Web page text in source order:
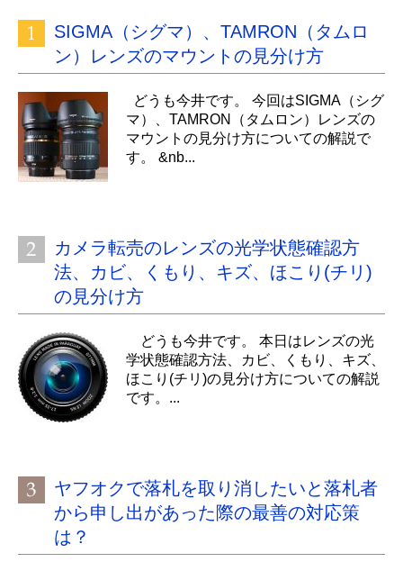
SIGMA（シグマ）、TAMRON（タムロ
ン）レンズのマウントの見分け方
どうも今井です。 今回はSIGMA（シグ
マ）、TAMRON（タムロン）レンズの
マウントの見分け方についての解説で
す。 &nb...
カメラ転売のレンズの光学状態確認方
法、カビ、くもり、キズ、ほこり(チリ)
の見分け方
どうも今井です。 本日はレンズの光
学状態確認方法、カビ、くもり、キズ、
ほこり(チリ)の見分け方についての解説
です。...
ヤフオクで落札を取り消したいと落札者
から申し出があった際の最善の対応策
は？